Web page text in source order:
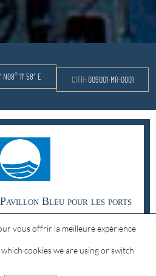
N08° 11′ 58″ E CITR: 009001-MR-0001
Bleu pour les ports
vingt ans consécutifs
vous offrir la meilleure expérience
cookies we are using or switch